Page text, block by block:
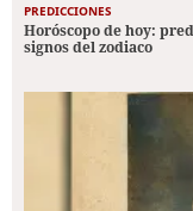
PREDICCIONES
Horóscopo de hoy:
signos del zodiaco